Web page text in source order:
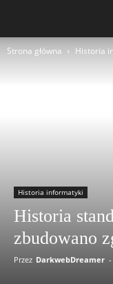
Strona główna Historia
Historia informatyki
Historia
zbudowano
Przez DarkwebDreamer -